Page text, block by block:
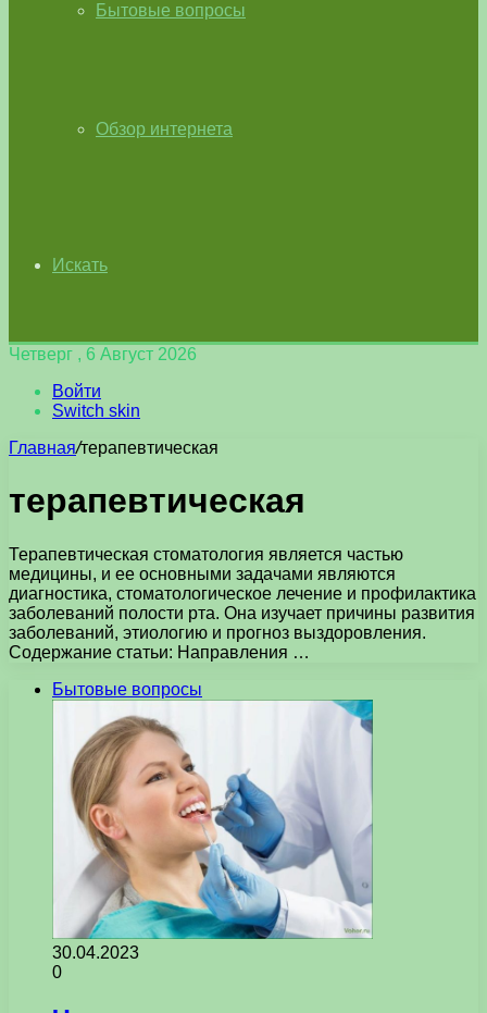
Бытовые вопросы
Обзор интернета
Искать
Четверг , 6 Август 2026
Войти
Switch skin
Главная/терапевтическая
терапевтическая
Терапевтическая стоматология является частью
медицины, и ее основными задачами являются
диагностика, стоматологическое лечение и профилактика
заболеваний полости рта. Она изучает причины развития
заболеваний, этиологию и прогноз выздоровления.
Содержание статьи: Направления …
Бытовые вопросы
30.04.2023
0